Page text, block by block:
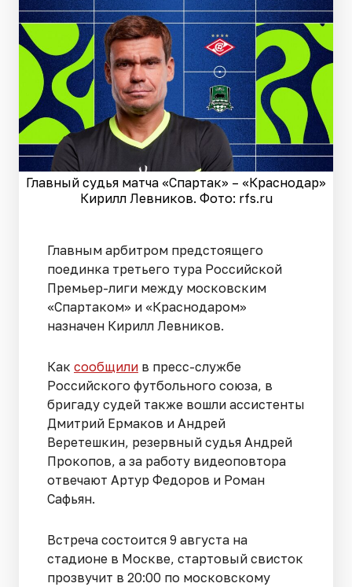
Главный судья матча «Спартак» – «Краснодар»
Кирилл Левников. Фото: rfs.ru
Главным арбитром предстоящего
поединка третьего тура Российской
Премьер-лиги между московским
«Спартаком» и «Краснодаром»
назначен Кирилл Левников.
Как сообщили в пресс-службе
Российского футбольного союза, в
бригаду судей также вошли ассистенты
Дмитрий Ермаков и Андрей
Веретешкин, резервный судья Андрей
Прокопов, а за работу видеоповтора
отвечают Артур Федоров и Роман
Сафьян.
Встреча состоится 9 августа на
стадионе в Москве, стартовый свисток
прозвучит в 20:00 по московскому